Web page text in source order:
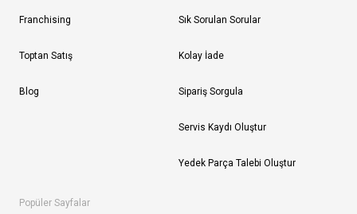
Franchising
Toptan Satış
Blog
Sık Sorulan Sorular
Kolay İade
Sipariş Sorgula
Servis Kaydı Oluştur
Yedek Parça Talebi Oluştur
Popüler Sayfalar